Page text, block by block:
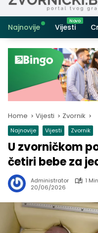
Najnovije Vijesti
Home Vijesti Zvornik
Najnovije Vijesti Zvornik
U zvorničkom
četiri bebe za
Administrator
1
20/06/2026